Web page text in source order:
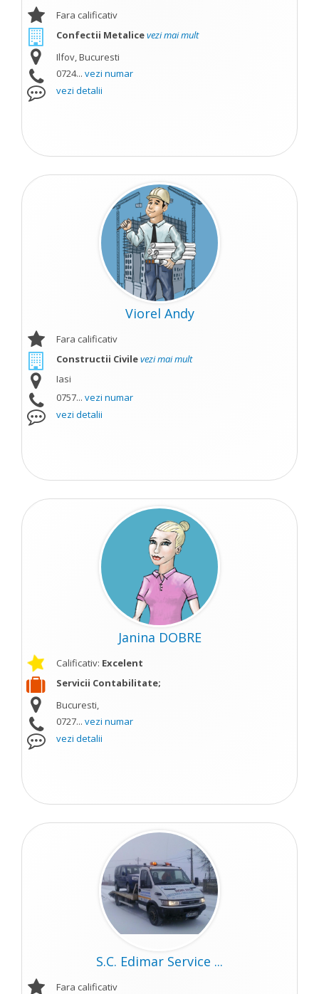
Fara calificativ
Confectii Metalicevezi mai mult
Ilfov, Bucuresti
0724... vezi numar
vezi detalii
Viorel Andy
Fara calificativ
Constructii Civilevezi mai mult
Iasi
0757... vezi numar
vezi detalii
Janina DOBRE
Calificativ: Excelent
Servicii Contabilitate;
Bucuresti,
0727... vezi numar
vezi detalii
S.C. Edimar Service ...
Fara calificativ